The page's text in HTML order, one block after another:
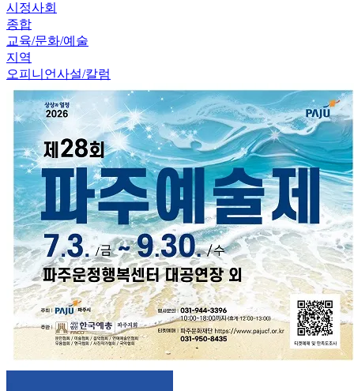
시정사회
종합
교육/문화/예술
지역
오피니언사설/칼럼